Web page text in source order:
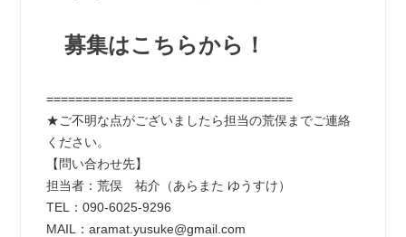
募集はこちらから！
==================================
★ご不明な点がございましたら担当の荒俣までご連絡
ください。
【問い合わせ先】
担当者：荒俣 祐介（あらまた ゆうすけ）
TEL：090-6025-9296
MAIL：aramat.yusuke@gmail.com